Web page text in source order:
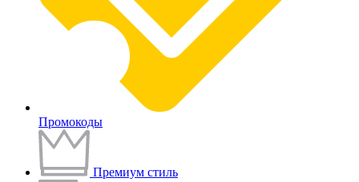
Промокоды
Премиум стиль